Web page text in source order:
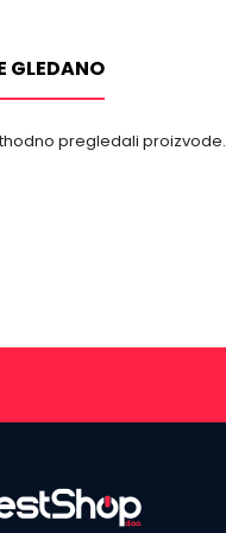
GLEDANO
pregledali proizvode.